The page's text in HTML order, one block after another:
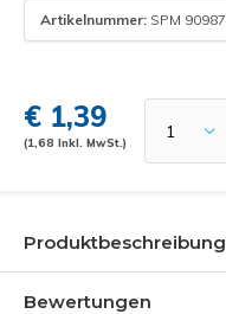
Artikelnummer: SPM 90987
€ 1,39
(1,68 Inkl. MwSt.)
Produktbeschreibung
Bewertungen